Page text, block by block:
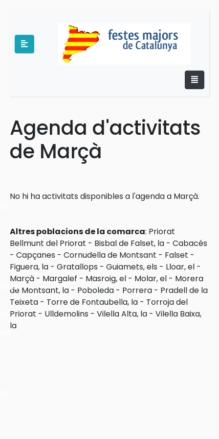
Agenda d'activitats
de Marçà
No hi ha activitats disponibles a l'agenda a Marçà.
Altres poblacions de la comarca: Priorat
Bellmunt del Priorat - Bisbal de Falset, la - Cabacés
- Capçanes - Cornudella de Montsant - Falset -
Figuera, la - Gratallops - Guiamets, els - Lloar, el -
Marçà - Margalef - Masroig, el - Molar, el - Morera
de Montsant, la - Poboleda - Porrera - Pradell de la
Teixeta - Torre de Fontaubella, la - Torroja del
Priorat - Ulldemolins - Vilella Alta, la - Vilella Baixa,
la